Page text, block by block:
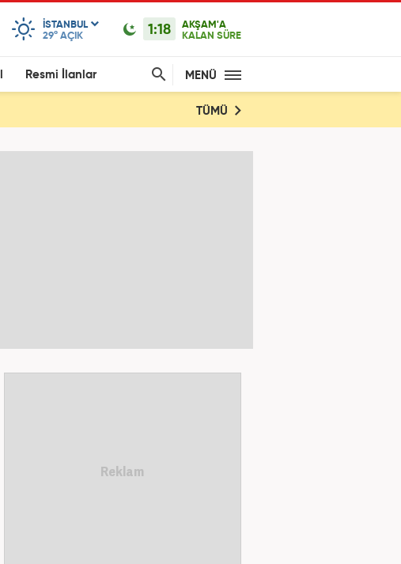
ISTANBUL
29° AÇIK 1:18
AKŞAM'A
KALAN SÜRE
Resmi İlanlar MENÜ
TÜMÜ